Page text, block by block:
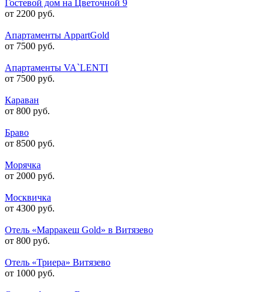
Гостевой дом на Цветочной 9
от 2200 руб.
Апартаменты AppartGold
от 7500 руб.
Апартаменты VA`LENTI
от 7500 руб.
Караван
от 800 руб.
Браво
от 8500 руб.
Морячка
от 2000 руб.
Москвичка
от 4300 руб.
Отель «Марракеш Gold» в Витязево
от 800 руб.
Отель «Триера» Витязево
от 1000 руб.